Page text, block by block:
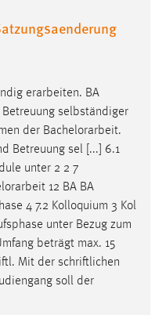
erarbeiten. BA
selbständiger
der Bachelorarbeit.
Betreuung sel [...] 6.1
unter 2 2 7
12 BA BA
4 7.2 Kolloquium 3 Kol
unter Bezug zum
beträgt max. 15
Mit der schriftlichen
soll der
und Social Media
werden von diesen